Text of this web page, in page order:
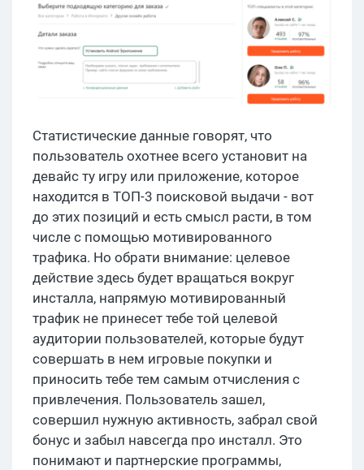
Статистические данные говорят, что
пользователь охотнее всего установит на
девайс ту игру или приложение, которое
находится в ТОП-3 поисковой выдачи - вот
до этих позиций и есть смысл расти, в том
числе с помощью мотивированного
трафика. Но обрати внимание: целевое
действие здесь будет вращаться вокруг
инсталла, напрямую мотивированный
трафик не принесет тебе той целевой
аудитории пользователей, которые будут
совершать в нем игровые покупки и
приносить тебе тем самым отчисления с
привлечения. Пользователь зашел,
совершил нужную активность, забрал свой
бонус и забыл навсегда про инсталл. Это
понимают и партнерские программы,